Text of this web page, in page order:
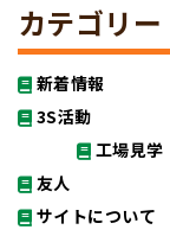
カテゴリー
新着情報
3S活動
工場見学
友人
サイトについて